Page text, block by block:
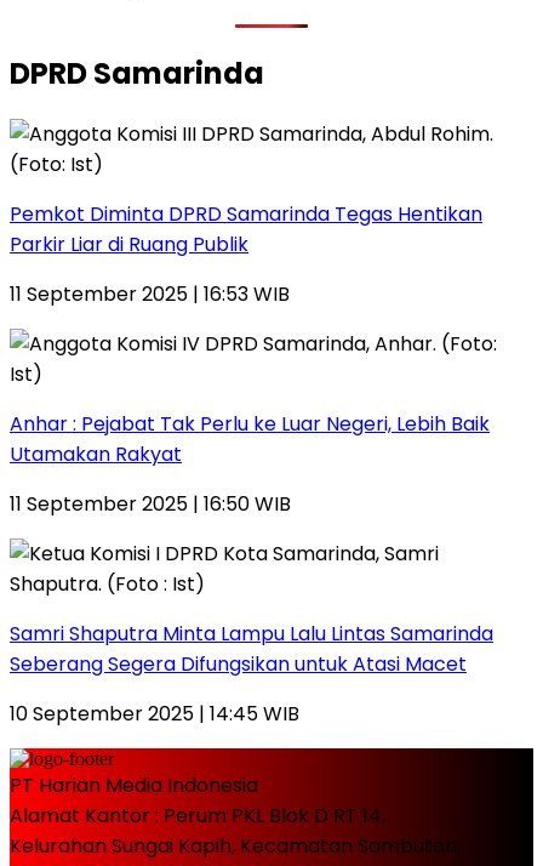
DPRD Samarinda
Pemkot Diminta DPRD Samarinda Tegas Hentikan
Parkir Liar di Ruang Publik
11 September 2025 | 16:53 WIB
Anhar : Pejabat Tak Perlu ke Luar Negeri, Lebih Baik
Utamakan Rakyat
11 September 2025 | 16:50 WIB
Samri Shaputra Minta Lampu Lalu Lintas Samarinda
Seberang Segera Difungsikan untuk Atasi Macet
10 September 2025 | 14:45 WIB
PT Harian Media Indonesia
Alamat Kantor : Perum PKL Blok D RT 14,
Kelurahan Sungai Kapih, Kecamatan Sambutan,